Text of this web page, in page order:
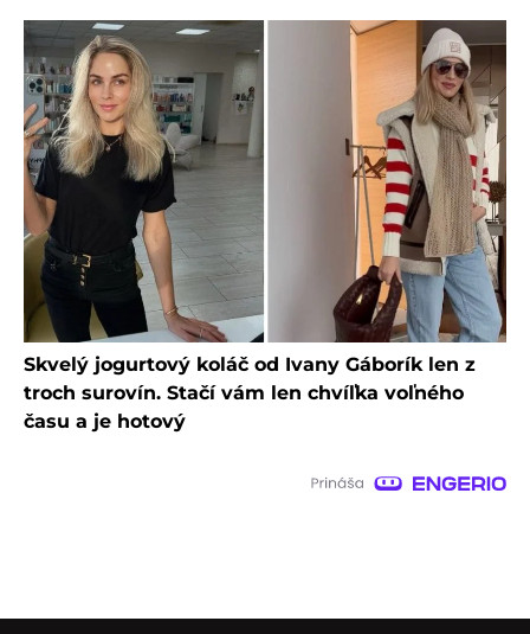
Skvelý jogurtový koláč od Ivany Gáborík len z
troch surovín. Stačí vám len chvíľka voľného
času a je hotový